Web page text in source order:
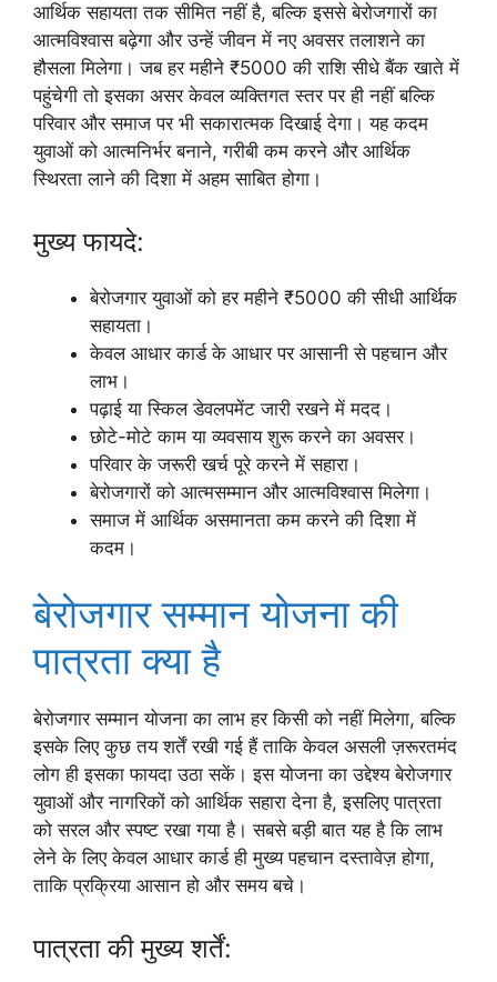
आर्थिक सहायता तक सीमित नहीं है, बल्कि इससे बेरोजगारों का
आत्मविश्वास बढ़ेगा और उन्हें जीवन में नए अवसर तलाशने का
हौसला मिलेगा। जब हर महीने ₹5000 की राशि सीधे बैंक खाते में
पहुंचेगी तो इसका असर केवल व्यक्तिगत स्तर पर ही नहीं बल्कि
परिवार और समाज पर भी सकारात्मक दिखाई देगा। यह कदम
युवाओं को आत्मनिर्भर बनाने, गरीबी कम करने और आर्थिक
स्थिरता लाने की दिशा में अहम साबित होगा।
मुख्य फायदे:
बेरोजगार युवाओं को हर महीने ₹5000 की सीधी आर्थिक
सहायता।
केवल आधार कार्ड के आधार पर आसानी से पहचान और
लाभ।
पढ़ाई या स्किल डेवलपमेंट जारी रखने में मदद।
छोटे-मोटे काम या व्यवसाय शुरू करने का अवसर।
परिवार के जरूरी खर्च पूरे करने में सहारा।
बेरोजगारों को आत्मसम्मान और आत्मविश्वास मिलेगा।
समाज में आर्थिक असमानता कम करने की दिशा में
कदम।
बेरोजगार सम्मान योजना की
पात्रता क्या है
बेरोजगार सम्मान योजना का लाभ हर किसी को नहीं मिलेगा, बल्कि
इसके लिए कुछ तय शर्तें रखी गई हैं ताकि केवल असली ज़रूरतमंद
लोग ही इसका फायदा उठा सकें। इस योजना का उद्देश्य बेरोजगार
युवाओं और नागरिकों को आर्थिक सहारा देना है, इसलिए पात्रता
को सरल और स्पष्ट रखा गया है। सबसे बड़ी बात यह है कि लाभ
लेने के लिए केवल आधार कार्ड ही मुख्य पहचान दस्तावेज़ होगा,
ताकि प्रक्रिया आसान हो और समय बचे।
पात्रता की मुख्य शर्तें: